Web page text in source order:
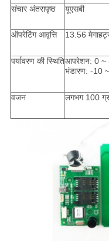
संचार अंतरापृष्ठ यूएसबी
ऑपरेटिंग आवृत्ति 13.56
पर्यावरण की स्थितिआपरेशन: 0 ~
भंडारण: -10
वजन लगभग 100